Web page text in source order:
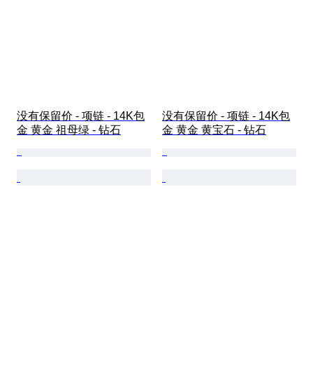
没有保留价 - 项链 - 14K包
金 黄金 祖母绿 - 钻石
没有保留价 - 项链 - 14K包
金 黄金 黄宝石 - 钻石